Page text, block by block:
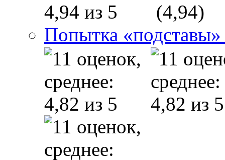
(4,94)
Попытка «подставы»